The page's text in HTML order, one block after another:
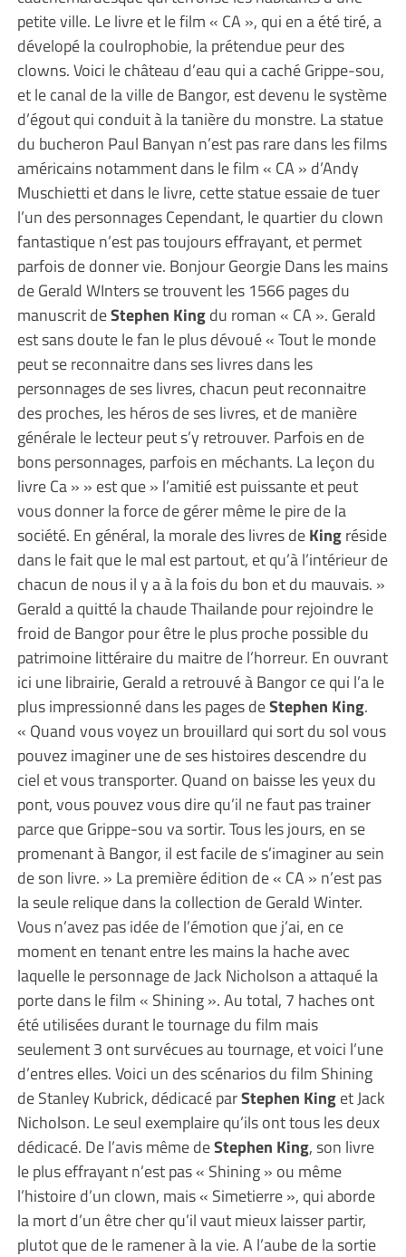
petite ville. Le livre et le film « CA », qui en a été tiré, a
dévelopé la coulrophobie, la prétendue peur des
clowns. Voici le château d’eau qui a caché Grippe-sou,
et le canal de la ville de Bangor, est devenu le système
d’égout qui conduit à la tanière du monstre. La statue
du bucheron Paul Banyan n’est pas rare dans les films
américains notamment dans le film « CA » d’Andy
Muschietti et dans le livre, cette statue essaie de tuer
l’un des personnages Cependant, le quartier du clown
fantastique n’est pas toujours effrayant, et permet
parfois de donner vie. Bonjour Georgie Dans les mains
de Gerald WInters se trouvent les 1566 pages du
manuscrit deStephen Kingdu roman « CA ». Gerald
est sans doute le fan le plus dévoué « Tout le monde
peut se reconnaitre dans ses livres dans les
personnages de ses livres, chacun peut reconnaitre
des proches, les héros de ses livres, et de manière
générale le lecteur peut s’y retrouver. Parfois en de
bons personnages, parfois en méchants. La leçon du
livre Ca » » est que » l’amitié est puissante et peut
vous donner la force de gérer même le pire de la
société. En général, la morale des livres deKingréside
dans le fait que le mal est partout, et qu’à l’intérieur de
chacun de nous il y a à la fois du bon et du mauvais. »
Gerald a quitté la chaude Thailande pour rejoindre le
froid de Bangor pour être le plus proche possible du
patrimoine littéraire du maitre de l’horreur. En ouvrant
ici une librairie, Gerald a retrouvé à Bangor ce qui l’a le
plus impressionné dans les pages deStephen King.
« Quand vous voyez un brouillard qui sort du sol vous
pouvez imaginer une de ses histoires descendre du
ciel et vous transporter. Quand on baisse les yeux du
pont, vous pouvez vous dire qu’il ne faut pas trainer
parce que Grippe-sou va sortir. Tous les jours, en se
promenant à Bangor, il est facile de s’imaginer au sein
de son livre. » La première édition de « CA » n’est pas
la seule relique dans la collection de Gerald Winter.
Vous n’avez pas idée de l’émotion que j’ai, en ce
moment en tenant entre les mains la hache avec
laquelle le personnage de Jack Nicholson a attaqué la
porte dans le film « Shining ». Au total, 7 haches ont
été utilisées durant le tournage du film mais
seulement 3 ont survécues au tournage, et voici l’une
d’entres elles. Voici un des scénarios du film Shining
de Stanley Kubrick, dédicacé parStephen Kinget Jack
Nicholson. Le seul exemplaire qu’ils ont tous les deux
dédicacé. De l’avis même deStephen King, son livre
le plus effrayant n’est pas « Shining » ou même
l’histoire d’un clown, mais « Simetierre », qui aborde
la mort d’un être cher qu’il vaut mieux laisser partir,
plutot que de le ramener à la vie. A l’aube de la sortie